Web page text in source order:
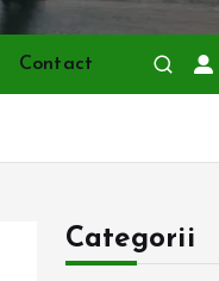
Contact
Categorii